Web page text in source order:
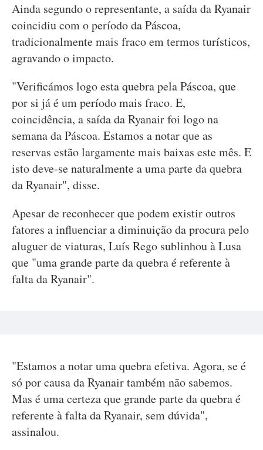
Ainda segundo o representante, a saída da Ryanair
coincidiu com o período da Páscoa,
tradicionalmente mais fraco em termos turísticos,
agravando o impacto.
"Verificámos logo esta quebra pela Páscoa, que
por si já é um período mais fraco. E,
coincidência, a saída da Ryanair foi logo na
semana da Páscoa. Estamos a notar que as
reservas estão largamente mais baixas este mês. E
isto deve-se naturalmente a uma parte da quebra
da Ryanair", disse.
Apesar de reconhecer que podem existir outros
fatores a influenciar a diminuição da procura pelo
aluguer de viaturas, Luís Rego sublinhou à Lusa
que "uma grande parte da quebra é referente à
falta da Ryanair".
"Estamos a notar uma quebra efetiva. Agora, se é
só por causa da Ryanair também não sabemos.
Mas é uma certeza que grande parte da quebra é
referente à falta da Ryanair, sem dúvida",
assinalou.